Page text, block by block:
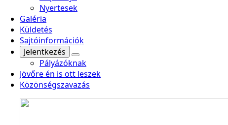
Nyertesek
Galéria
Küldetés
Sajtóinformációk
Jelentkezés
Pályázóknak
Jövőre én is ott leszek
Közönségszavazás